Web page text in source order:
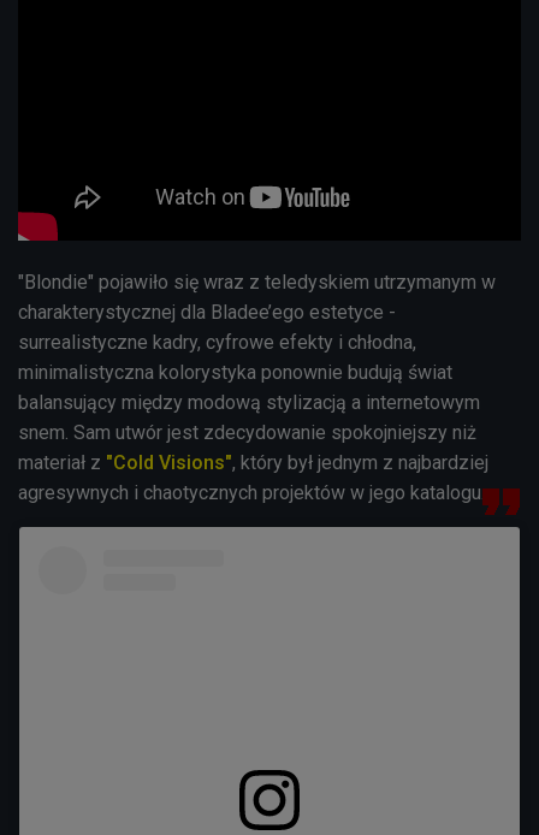
"Blondie" pojawiło się wraz z teledyskiem utrzymanym w
charakterystycznej dla Bladee’ego estetyce -
surrealistyczne kadry, cyfrowe efekty i chłodna,
minimalistyczna kolorystyka ponownie budują świat
balansujący między modową stylizacją a internetowym
snem. Sam utwór jest zdecydowanie spokojniejszy niż
materiał z "Cold Visions", który był jednym z najbardziej
agresywnych i chaotycznych projektów w jego katalogu.